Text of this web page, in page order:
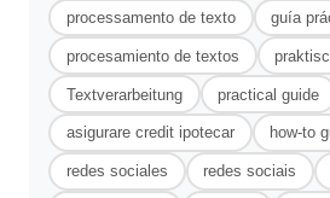
processamento de texto guía
procesamiento de textos
Textverarbeitung practical guide
asigurare credit ipotecar how-to
redes sociales redes sociais